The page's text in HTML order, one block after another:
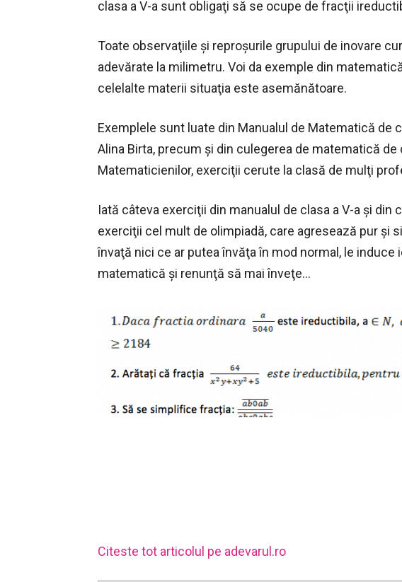
clasa a V-a sunt obligaţi să se ocupe de fracţii
Toate observaţiile şi reproşurile grupului de inovare
adevărate la milimetru. Voi da exemple din
celelalte materii situaţia este asemănătoare.
Exemplele sunt luate din Manualul de Matematică de
Alina Birta, precum şi din culegerea de matematică de
Matematicienilor, exerciţii cerute la clasă de mulţi
Iată câteva exerciţii din manualul de clasa a V-a şi din
exerciţii cel mult de olimpiadă, care agresează pur şi
învaţă nici ce ar putea învăţa în mod normal, le induce
matematică şi renunţă să mai înveţe…
Citeste tot articolul pe adevarul.ro